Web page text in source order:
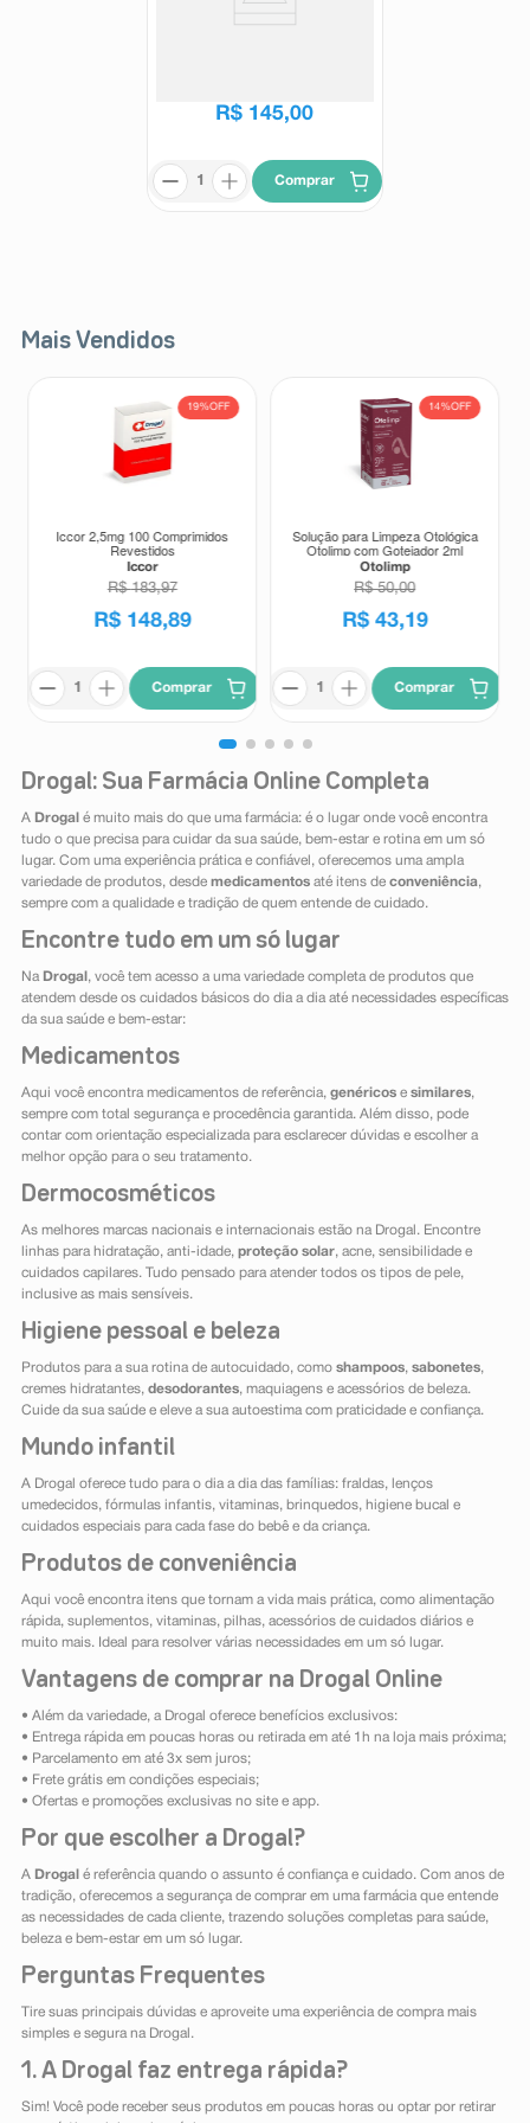
Glink Met 2,5/850mg 60
R$ 145,00
Comprar
Mais Vendidos
19%OFF
Iccor 2,5mg 100 Comprimidos
Revestidos
Iccor
R$ 183,97
R$ 148,89
Comprar
14%OFF
Solução para Limpeza Otológica
Otolimp com Gotejador 2ml
Otolimp
R$ 50,00
R$ 43,19
Comprar
Drogal: Sua Farmácia Online Completa
A Drogal é muito mais do que uma farmácia: é o lugar onde você encontra
tudo o que precisa para cuidar da sua saúde, bem-estar e rotina em um só
lugar. Com uma experiência prática e confiável, oferecemos uma ampla
variedade de produtos, desde medicamentosaté itens de conveniência,
sempre com a qualidade e tradição de quem entende de cuidado.
Encontre tudo em um só lugar
Na Drogal , você tem acesso a uma variedade completa de produtos que
atendem desde os cuidados básicos do dia a dia até necessidades específicas
da sua saúde e bem-estar:
Medicamentos
Aqui você encontra medicamentos de referência, genéricose similares,
sempre com total segurança e procedência garantida. Além disso, pode
contar com orientação especializada para esclarecer dúvidas e escolher a
melhor opção para o seu tratamento.
Dermocosméticos
As melhores marcas nacionais e internacionais estão na Drogal. Encontre
linhas para hidratação, anti-idade, proteção solar, acne, sensibilidade e
cuidados capilares. Tudo pensado para atender todos os tipos de pele,
inclusive as mais sensíveis.
Higiene pessoal e beleza
Produtos para a sua rotina de autocuidado, como shampoos, sabonetes,
cremes hidratantes, desodorantes, maquiagens e acessórios de beleza.
Cuide da sua saúde e eleve a sua autoestima com praticidade e confiança.
Mundo infantil
A Drogal oferece tudo para o dia a dia das famílias: fraldas, lenços
umedecidos, fórmulas infantis, vitaminas, brinquedos, higiene bucal e
cuidados especiais para cada fase do bebê e da criança.
Produtos de conveniência
Aqui você encontra itens que tornam a vida mais prática, como alimentação
rápida, suplementos, vitaminas, pilhas, acessórios de cuidados diários e
muito mais. Ideal para resolver várias necessidades em um só lugar.
Vantagens de comprar na Drogal Online
• Além da variedade, a Drogal oferece benefícios exclusivos:
• Entrega rápida em poucas horas ou retirada em até 1h na loja mais próxima;
• Parcelamento em até 3x sem juros;
• Frete grátis em condições especiais;
• Ofertas e promoções exclusivas no site e app.
Por que escolher a Drogal?
A Drogal é referência quando o assunto é confiança e cuidado. Com anos de
tradição, oferecemos a segurança de comprar em uma farmácia que entende
as necessidades de cada cliente, trazendo soluções completas para saúde,
beleza e bem-estar em um só lugar.
Perguntas Frequentes
Tire suas principais dúvidas e aproveite uma experiência de compra mais
simples e segura na Drogal.
1. A Drogal faz entrega rápida?
Sim! Você pode receber seus produtos em poucas horas ou optar por retirar